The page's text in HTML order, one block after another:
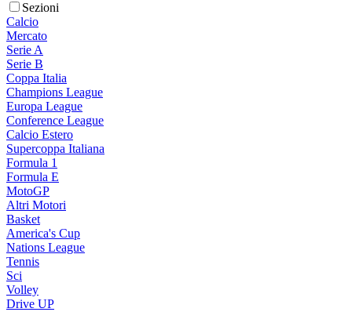
Sezioni
Calcio
Mercato
Serie A
Serie B
Coppa Italia
Champions League
Europa League
Conference League
Calcio Estero
Supercoppa Italiana
Formula 1
Formula E
MotoGP
Altri Motori
Basket
America's Cup
Nations League
Tennis
Sci
Volley
Drive UP